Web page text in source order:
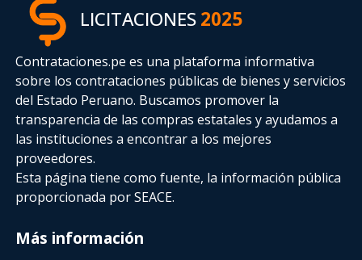
LICITACIONES2025
Contrataciones.pe es una plataforma informativa
sobre los contrataciones públicas de bienes y servicios
del Estado Peruano. Buscamos promover la
transparencia de las compras estatalesy ayudamos a
las instituciones a encontrar a los mejores
proveedores.
Esta página tiene como fuente, la información pública
proporcionada por SEACE.
Más información